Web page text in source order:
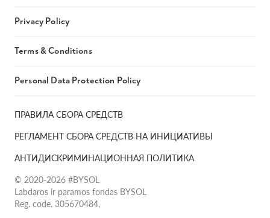
ПРАВИЛА СБОРА СРЕДСТВ
РЕГЛАМЕНТ СБОРА СРЕДСТВ НА ИНИЦИАТИВЫ
АНТИДИСКРИМИНАЦИОННАЯ ПОЛИТИКА
© 2020-2026 #BYSOL
Labdaros ir paramos fondas BYSOL
Reg. code. 305670484,
Privacy Policy
Terms & Conditions
Personal Data Protection Policy